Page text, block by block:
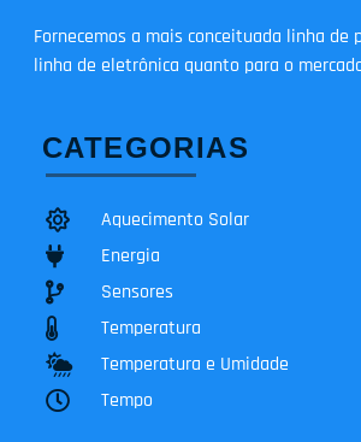
Fornecemos a mais conceituada linha
linha de eletrônica quanto para o
CATEGORIAS
Aquecimento Solar
Energia
Sensores
Temperatura
Temperatura e Umidade
Tempo